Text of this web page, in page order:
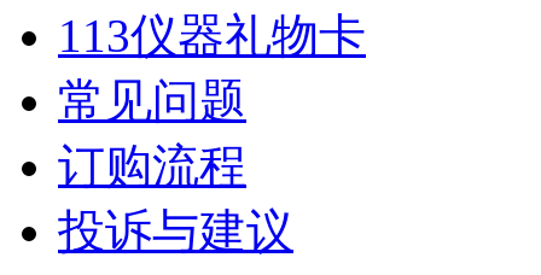
113仪器礼物卡
常见问题
订购流程
投诉与建议